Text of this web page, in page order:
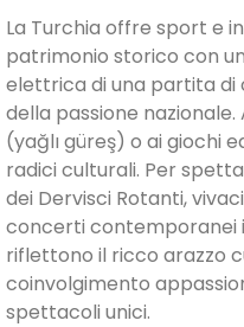
La Turchia offre sport e
patrimonio storico con
elettrica di una partita di
della passione
(yağlı güreş) o ai giochi
radici culturali. Per
dei Dervisci Rotanti,
concerti contemporanei
riflettono il ricco arazzo
coinvolgimento
spettacoli unici.